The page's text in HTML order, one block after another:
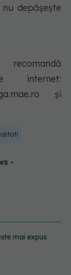
depăşeşte
recomandă
internet:
şi
-
de lei pentru